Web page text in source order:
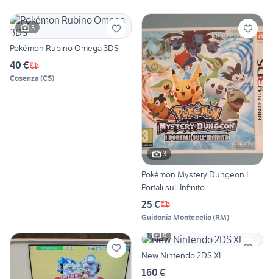
3
Pokémon Rubino Omega 3DS
40 €
Cosenza (CS)
3
Pokémon Mystery Dungeon I
Portali sull'Infinito
25 €
Guidonia Montecelio(RM)
6
New Nintendo 2DS XL
160 €